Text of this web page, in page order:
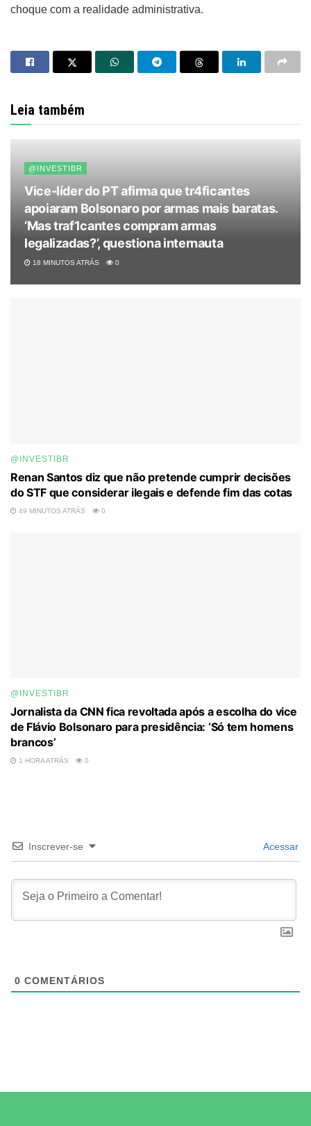
choque com a realidade administrativa.
Leia também
@INVESTIBR
Vice-líder do PT afirma que tr4ficantes
apoiaram Bolsonaro por armas mais baratas.
‘Mas traf1cantes compram armas
legalizadas?’, questiona internauta
18 MINUTOS ATRÁS 0
@INVESTIBR
Renan Santos diz que não pretende cumprir decisões
do STF que considerar ilegais e defende fim das cotas
49 MINUTOS ATRÁS 0
@INVESTIBR
Jornalista da CNN fica revoltada após a escolha do vice
de Flávio Bolsonaro para presidência: ‘Só tem homens
brancos’
1 HORA ATRÁS 0
Inscrever-se Acessar
0 COMENTÁRIOS